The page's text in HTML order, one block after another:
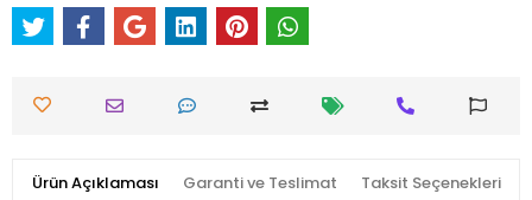
Ürün Açıklaması Garanti ve Teslimat Taksit Seçenekleri